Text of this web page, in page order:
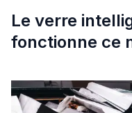
Le verre
fonctionne ce